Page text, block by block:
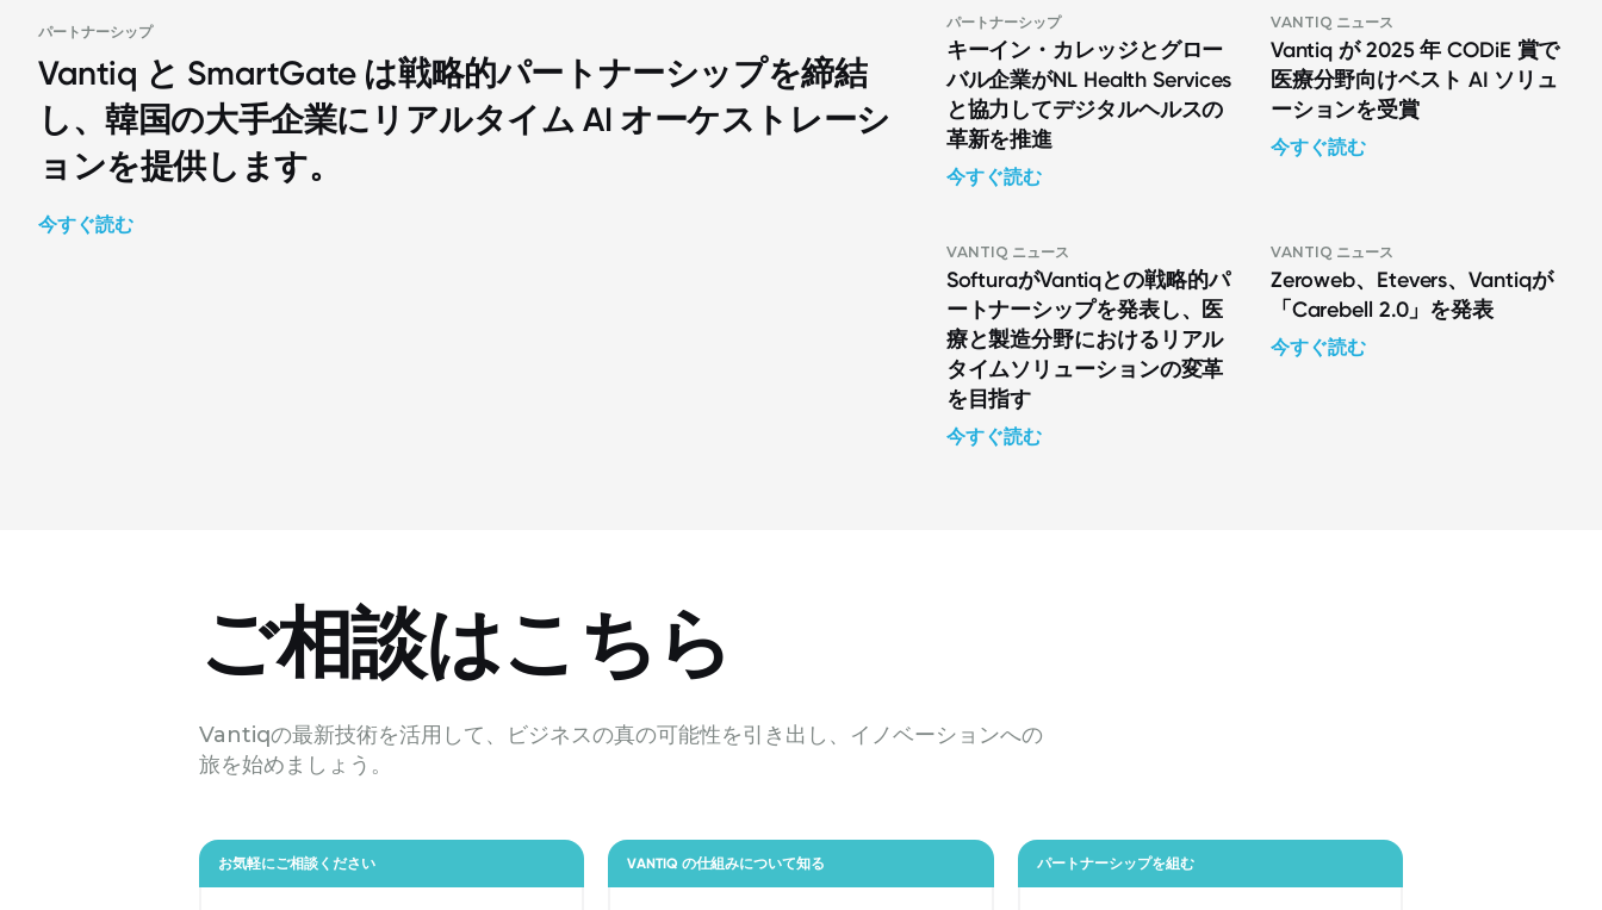
パートナーシップ
Vantiq と SmartGate は戦略的パートナーシップを締結
し、韓国の大手企業にリアルタイム AI オーケストレーシ
ョンを提供します。
今すぐ読む
パートナーシップ
キーイン・カレッジとグロー
バル企業がNL Health Services
と協力してデジタルヘルスの
革新を推進
今すぐ読む
VANTIQ ニュース
Vantiq が 2025 年 CODiE 賞で
医療分野向けベスト AI ソリュ
ーションを受賞
今すぐ読む
VANTIQ ニュース
SofturaがVantiqとの戦略的パ
ートナーシップを発表し、医
療と製造分野におけるリアル
タイムソリューションの変革
を目指す
今すぐ読む
VANTIQ ニュース
Zeroweb、Etevers、Vantiqが
「Carebell 2.0」を発表
今すぐ読む
ご相談はこちら
Vantiqの最新技術を活用して、ビジネスの真の可能性を引き出し、イノベーションへの
旅を始めましょう。
お気軽にご相談ください VANTIQ の仕組みについて知る パートナーシップを組む